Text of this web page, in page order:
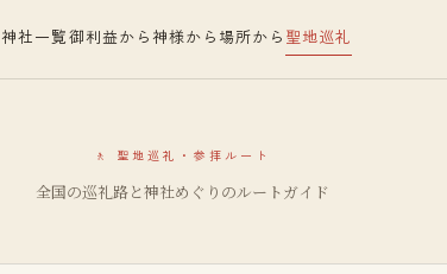
神社一覧御利益から神様から 場所から 聖地巡礼
🚶 聖地巡礼・参拝ルート
全国の巡礼路と神社めぐりのルートガイド